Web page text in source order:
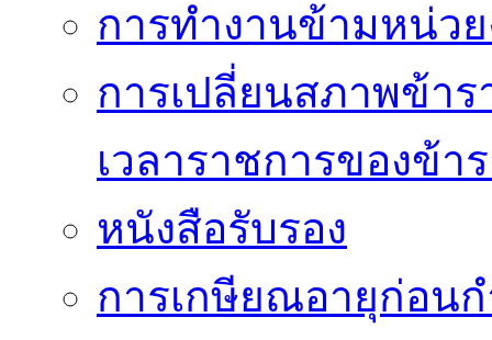
การทำงานข้ามหน่ว
การเปลี่ยนสภาพข้า
เวลาราชการของข้า
หนังสือรับรอง
การเกษียณอายุก่อน